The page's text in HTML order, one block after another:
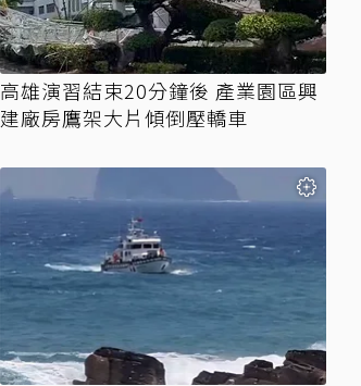
高雄演習結束20分鐘後 產業園區興
建廠房鷹架大片傾倒壓轎車